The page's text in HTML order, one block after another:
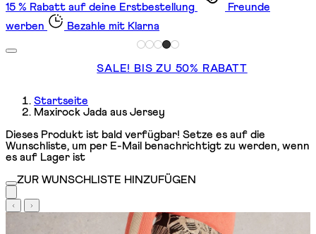
15 % Rabatt auf deine Erstbestellung
Freunde
werben
Bezahle mit Klarna
SALE! BIS ZU 50% RABATT
Startseite
Maxirock Jada aus Jersey
Dieses Produkt ist bald verfügbar! Setze es auf die
Wunschliste, um per E-Mail benachrichtigt zu werden, wenn
es auf Lager ist
ZUR WUNSCHLISTE HINZUFÜGEN